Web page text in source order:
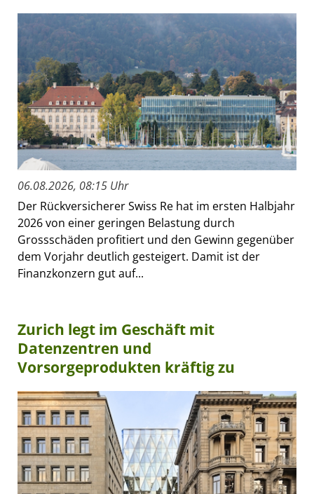
06.08.2026, 08:15 Uhr
Der Rückversicherer Swiss Re hat im ersten Halbjahr
2026 von einer geringen Belastung durch
Grossschäden profitiert und den Gewinn gegenüber
dem Vorjahr deutlich gesteigert. Damit ist der
Finanzkonzern gut auf...
Zurich legt im Geschäft mit
Datenzentren und
Vorsorgeprodukten kräftig zu